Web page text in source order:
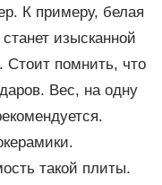
К примеру, белая
изысканной
помнить, что
Вес, на одну
такой плиты.